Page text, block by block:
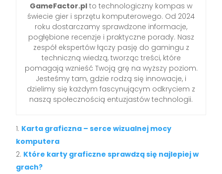
GameFactor.pl to technologiczny kompas w
świecie gier i sprzętu komputerowego. Od 2024
roku dostarczamy sprawdzone informacje,
pogłębione recenzje i praktyczne porady. Nasz
zespół ekspertów łączy pasję do gamingu z
techniczną wiedzą, tworząc treści, które
pomagają wznieść Twoją grę na wyższy poziom.
Jesteśmy tam, gdzie rodzą się innowacje, i
dzielimy się każdym fascynującym odkryciem z
naszą społecznością entuzjastów technologii.
Karta graficzna – serce wizualnej mocy
komputera
Które karty graficzne sprawdzą się najlepiej w
grach?